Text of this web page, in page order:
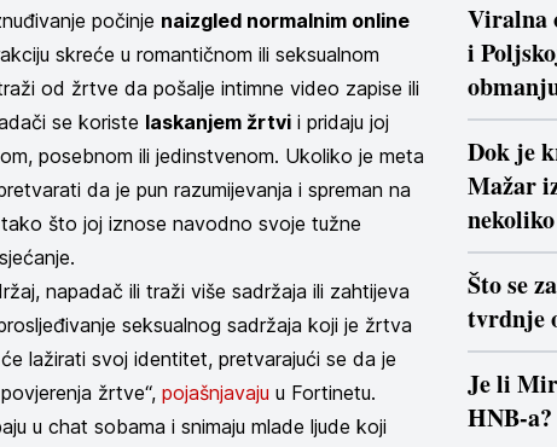
počinje naizgled normalnim online
skreće u romantičnom ili seksualnom
od žrtve da pošalje intimne video zapise ili
se koriste laskanjem žrtvi i pridaju joj
posebnom ili jedinstvenom. Ukoliko je meta
da je pun razumijevanja i spreman na
što joj iznose navodno svoje tužne
napadač ili traži više sadržaja ili zahtijeva
seksualnog sadržaja koji je žrtva
lažirati svoj identitet, pretvarajući se da je
žrtve“, pojašnjavaju u Fortinetu.
u chat sobama i snimaju mlade ljude koji
Viralna
i
Dok je
Mažar
Što se
tvrdnje
Je li
HNB-a?